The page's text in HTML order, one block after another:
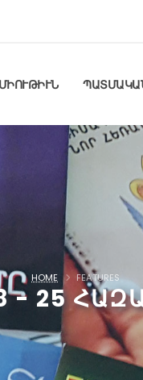
ՄԻՈՒԹԻՒՆ
- 25
HOME FEATURES